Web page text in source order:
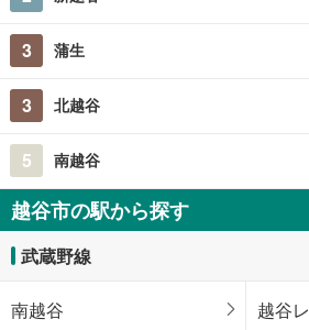
3 蒲生
3 北越谷
5 南越谷
越谷市の駅から探す
武蔵野線
南越谷 越谷